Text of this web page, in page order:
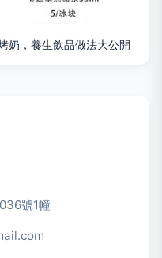
奶，養生飲品做法大公開
號1幢